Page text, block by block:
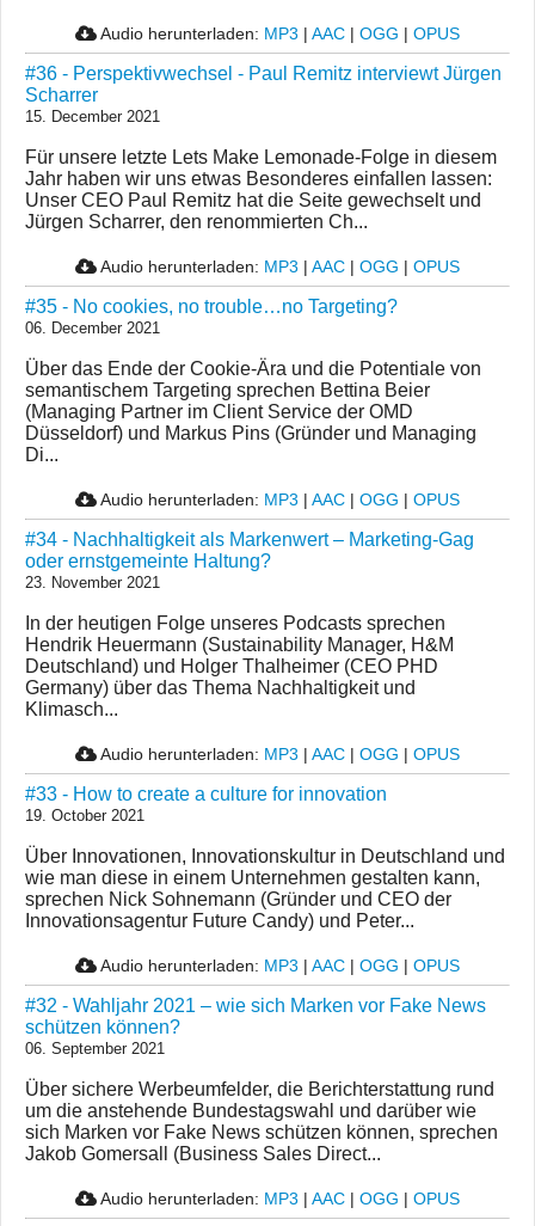
Audio herunterladen: MP3 | AAC | OGG | OPUS
#36 - Perspektivwechsel - Paul Remitz interviewt Jürgen
Scharrer
15. December 2021
Für unsere letzte Lets Make Lemonade-Folge in diesem
Jahr haben wir uns etwas Besonderes einfallen lassen:
Unser CEO Paul Remitz hat die Seite gewechselt und
Jürgen Scharrer, den renommierten Ch...
Audio herunterladen: MP3 | AAC | OGG | OPUS
#35 - No cookies, no trouble…no Targeting?
06. December 2021
Über das Ende der Cookie-Ära und die Potentiale von
semantischem Targeting sprechen Bettina Beier
(Managing Partner im Client Service der OMD
Düsseldorf) und Markus Pins (Gründer und Managing
Di...
Audio herunterladen: MP3 | AAC | OGG | OPUS
#34 - Nachhaltigkeit als Markenwert – Marketing-Gag
oder ernstgemeinte Haltung?
23. November 2021
In der heutigen Folge unseres Podcasts sprechen
Hendrik Heuermann (Sustainability Manager, H&M
Deutschland) und Holger Thalheimer (CEO PHD
Germany) über das Thema Nachhaltigkeit und
Klimasch...
Audio herunterladen: MP3 | AAC | OGG | OPUS
#33 - How to create a culture for innovation
19. October 2021
Über Innovationen, Innovationskultur in Deutschland und
wie man diese in einem Unternehmen gestalten kann,
sprechen Nick Sohnemann (Gründer und CEO der
Innovationsagentur Future Candy) und Peter...
Audio herunterladen: MP3 | AAC | OGG | OPUS
#32 - Wahljahr 2021 – wie sich Marken vor Fake News
schützen können?
06. September 2021
Über sichere Werbeumfelder, die Berichterstattung rund
um die anstehende Bundestagswahl und darüber wie
sich Marken vor Fake News schützen können, sprechen
Jakob Gomersall (Business Sales Direct...
Audio herunterladen: MP3 | AAC | OGG | OPUS